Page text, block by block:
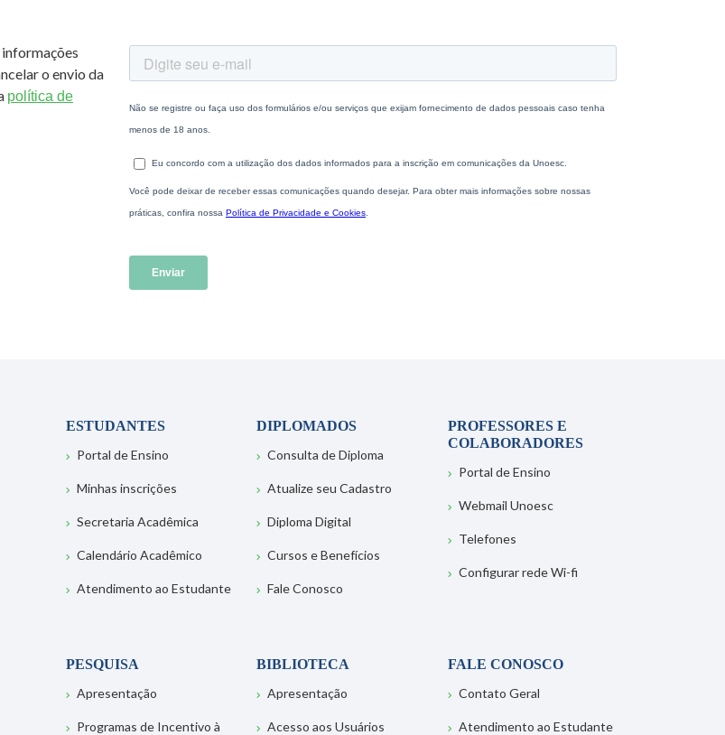
o envio da
política de
ESTUDANTES
Portal de Ensino
Minhas inscrições
Secretaria Acadêmica
Calendário Acadêmico
Atendimento ao Estudante
DIPLOMADOS
Consulta de Diploma
Atualize seu Cadastro
Diploma Digital
Cursos e Benefícios
Fale Conosco
PROFESSORES E
COLABORADORES
Portal de Ensino
Webmail Unoesc
Telefones
Configurar rede Wi-fi
PESQUISA
Apresentação
Programas de Incentivo à
BIBLIOTECA
Apresentação
Acesso aos Usuários
FALE CONOSCO
Contato Geral
Atendimento ao Estudante